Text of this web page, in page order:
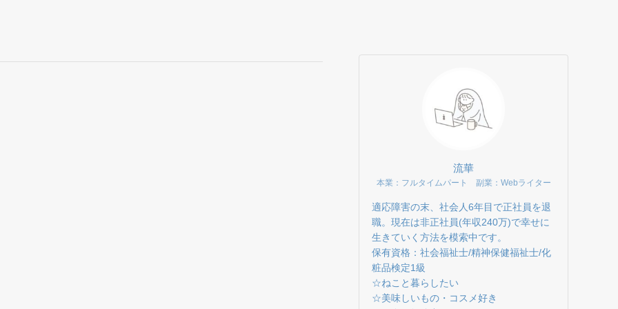
流華
本業：フルタイムパート 副業：Webライター
適応障害の末、社会人6年目で正社員を退
職。現在は非正社員(年収240万)で幸せに
生きていく方法を模索中です。
保有資格：社会福祉士/精神保健福祉士/化
粧品検定1級
☆ねこと暮らしたい
☆美味しいもの・コスメ好き